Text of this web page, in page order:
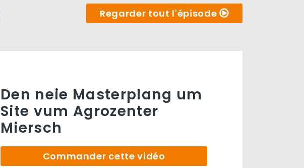
Regarder tout l'épisode
Den neie Masterplang um
Site vum Agrozenter
Miersch
Commander cette vidéo